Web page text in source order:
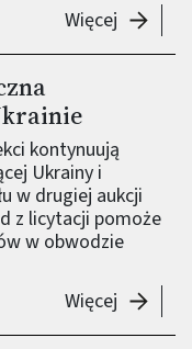
Więcej
kontynuują
Ukrainy i
w drugiej aukcji
z licytacji pomoże
w obwodzie
Więcej Aukcja